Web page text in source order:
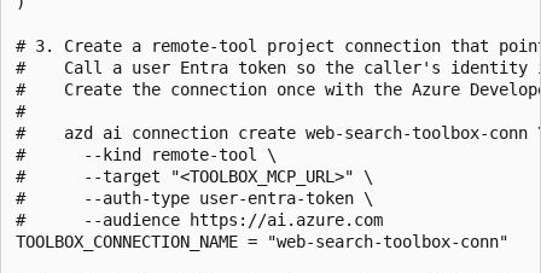
# 3. Create a remote-tool project connection that
#    Call a user Entra token so the caller's identity
#    Create the connection once with the Azure
#
#    azd ai connection create web-search-toolbox-conn
#      --kind remote-tool \
#      --target "<TOOLBOX_MCP_URL>" \
#      --auth-type user-entra-token \
#      --audience https://ai.azure.com
TOOLBOX_CONNECTION_NAME = "web-search-toolbox-conn"